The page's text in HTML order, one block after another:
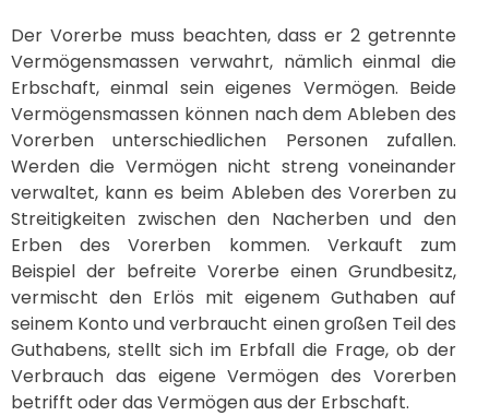
Der Vorerbe muss beachten, dass er 2 getrennte
Vermögensmassen verwahrt, nämlich einmal die
Erbschaft, einmal sein eigenes Vermögen. Beide
Vermögensmassen können nach dem Ableben des
Vorerben unterschiedlichen Personen zufallen.
Werden die Vermögen nicht streng voneinander
verwaltet, kann es beim Ableben des Vorerben zu
Streitigkeiten zwischen den Nacherben und den
Erben des Vorerben kommen. Verkauft zum
Beispiel der befreite Vorerbe einen Grundbesitz,
vermischt den Erlös mit eigenem Guthaben auf
seinem Konto und verbraucht einen großen Teil des
Guthabens, stellt sich im Erbfall die Frage, ob der
Verbrauch das eigene Vermögen des Vorerben
betrifft oder das Vermögen aus der Erbschaft.